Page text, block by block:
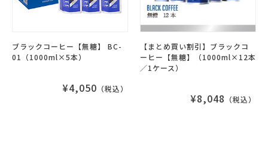
ブラックコーヒー【無糖】 BC-
01（1000ml×5本）
¥4,050 （税込）
【まとめ買い割引】ブラックコ
ーヒー【無糖】（1000ml×12本
／1ケース）
¥8,048 （税込）